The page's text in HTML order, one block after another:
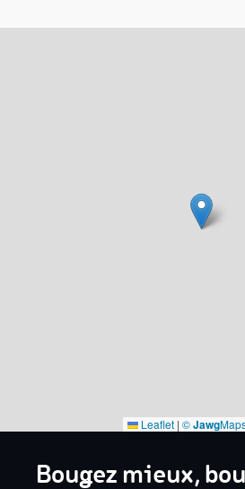
Leaflet | ©Jawg
Bougez mieux,